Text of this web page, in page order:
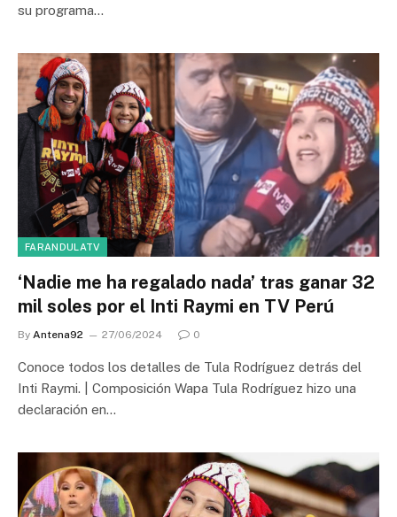
su programa…
FARANDULATV
‘Nadie me ha regalado nada’ tras ganar 32
mil soles por el Inti Raymi en TV Perú
By Antena92 27/06/2024 0
Conoce todos los detalles de Tula Rodríguez detrás del
Inti Raymi. | Composición Wapa Tula Rodríguez hizo una
declaración en…